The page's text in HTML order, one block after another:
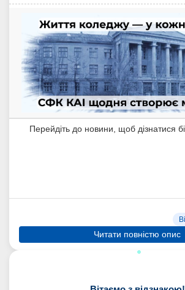
Перейдіть до новини, щоб дізнатися
Читати повністю опис